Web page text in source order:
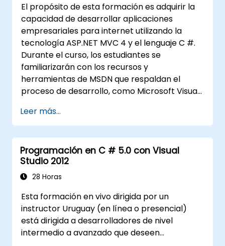
El propósito de esta formación es adquirir la
capacidad de desarrollar aplicaciones
empresariales para internet utilizando la
tecnología ASP.NET MVC 4 y el lenguaje C #.
Durante el curso, los estudiantes se
familiarizarán con los recursos y
herramientas de MSDN que respaldan el
proceso de desarrollo, como Microsoft Visual
Leer más...
Programación en C # 5.0 con Visual
Studio 2012
28 Horas
Esta formación en vivo dirigida por un
instructor Uruguay (en línea o presencial)
está dirigida a desarrolladores de nivel
intermedio a avanzado que deseen